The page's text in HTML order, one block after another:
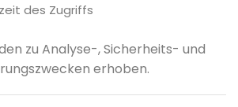
des Zugriffs
zu Analyse-, Sicherheits- und
erhoben.